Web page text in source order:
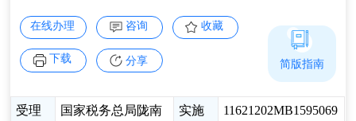
在线办理 咨询 收藏
下载 分享
受理
国家税务总局陇南
实施
11621202MB1595069
简版指南